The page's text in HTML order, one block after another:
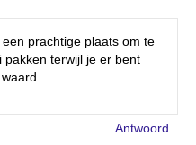
prachtige plaats om te
pakken terwijl je er bent
Antwoord